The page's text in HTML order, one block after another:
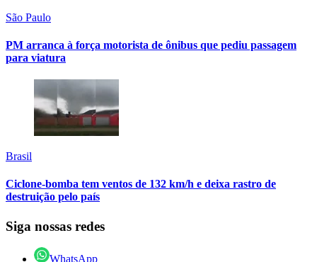
São Paulo
PM arranca à força motorista de ônibus que pediu passagem
para viatura
Brasil
Ciclone-bomba tem ventos de 132 km/h e deixa rastro de
destruição pelo país
Siga nossas redes
WhatsApp